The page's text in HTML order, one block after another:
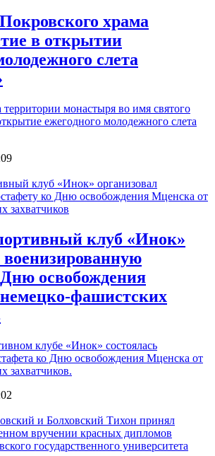
храма
в открытии
слета
монастыря во имя святого
ежегодного молодежного слета
клуб «Инок»
военизированную
освобождения
фашистских
клубе «Инок» состоялась
ко Дню освобождения Мценска от
захватчиков.